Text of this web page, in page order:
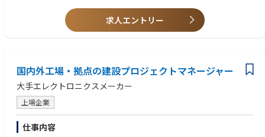
ため長期間の出張が発生する可能性は低いです。
求人エントリー
国内外工場・拠点の建設プロジェクトマネージャー
大手エレクトロニクスメーカー
上場企業
仕事内容